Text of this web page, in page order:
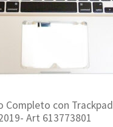
Completo con
Art 613773801